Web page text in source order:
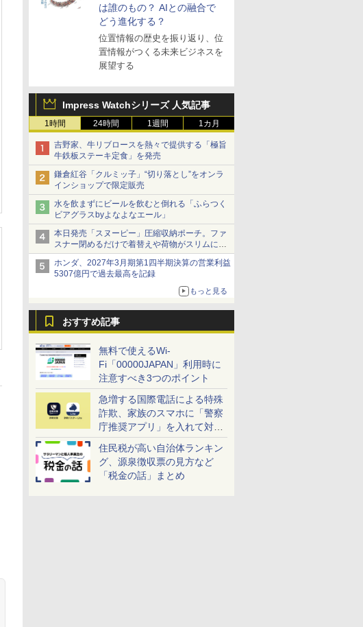
は誰のもの？ AIとの融合で
どう進化する？
位置情報の歴史を振り返り、位
置情報がつくる未来ビジネスを
展望する
Impress Watchシリーズ 人気記事
1時間 24時間 1週間 1カ月
吉野家、牛リブロースを熱々で提供する「極旨
牛鉄板ステーキ定食」を発売
鎌倉紅谷「クルミッ子」“切り落とし”をオンラ
インショップで限定販売
水を飲まずにビールを飲むと倒れる「ふらつく
ビアグラスbyよなよなエール」
本日発売「スヌーピー」圧縮収納ポーチ。ファ
スナー閉めるだけで着替えや荷物がスリムにま
とまる
ホンダ、2027年3月期第1四半期決算の営業利益
5307億円で過去最高を記録
もっと見る
おすすめ記事
無料で使えるWi-
Fi「00000JAPAN」利用時に
注意すべき3つのポイント
急増する国際電話による特殊
詐欺、家族のスマホに「警察
庁推奨アプリ」を入れて対策
しよう！
住民税が高い自治体ランキン
グ、源泉徴収票の見方など
「税金の話」まとめ